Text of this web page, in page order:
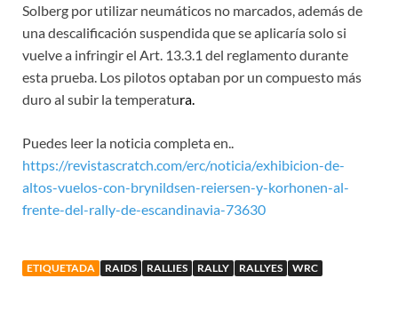
Solberg por utilizar neumáticos no marcados, además de
una descalificación suspendida que se aplicaría solo si
vuelve a infringir el Art. 13.3.1 del reglamento durante
esta prueba. Los pilotos optaban por un compuesto más
duro al subir la temperatura.
Puedes leer la noticia completa en..
https://revistascratch.com/erc/noticia/exhibicion-de-
altos-vuelos-con-brynildsen-reiersen-y-korhonen-al-
frente-del-rally-de-escandinavia-73630
ETIQUETADA RAIDS RALLIES RALLY RALLYES WRC